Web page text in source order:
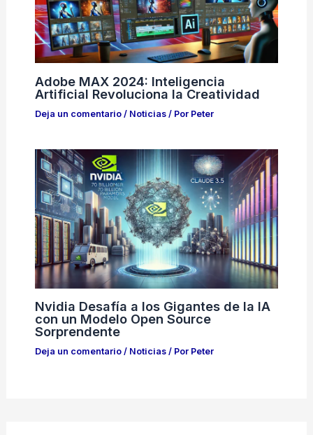
Adobe MAX 2024: Inteligencia
Artificial Revoluciona la Creatividad
Deja un comentario / Noticias/ Por Peter
Nvidia Desafía a los Gigantes de la IA
con un Modelo Open Source
Sorprendente
Deja un comentario / Noticias/ Por Peter